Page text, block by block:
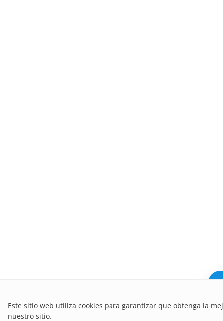
Este sitio web utiliza cookies para garantizar que obtenga la
nuestro sitio.